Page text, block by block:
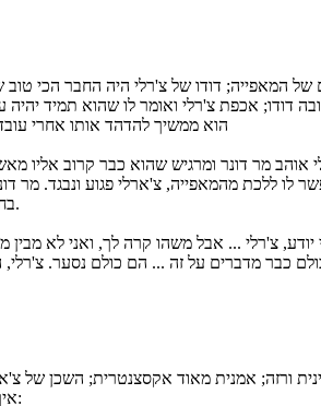
של המאפייה; דודו של צ'רלי היה החבר הכי טוב
דודו; אכפת צ'רלי ואומר לו שהוא תמיד יהיה
הוא ממשיך להדהד אותו אחרי
אוהב מר דונר ומרגיש שהוא כבר קרוב אליו
לו ללכת מהמאפייה, צ'ארלי פגוע ונבגד. מר
בחזרה בסוף הרומן, אף.
כבר מדברים על זה ... הם כולם נסער.
איך צ'רלי מרגיש כלפיה: